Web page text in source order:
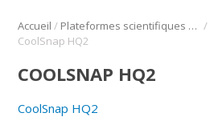
Accueil / Plateformes scientifiques BMM /
CoolSnap HQ2
COOLSNAP HQ2
CoolSnap HQ2